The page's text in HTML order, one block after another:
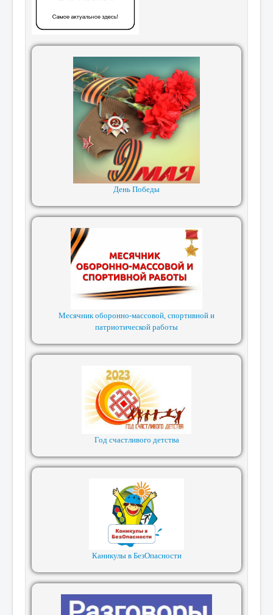
День Победы
Месячник оборонно-массовой, спортивной и
патриотической работы
Год счастливого детства
Каникулы в БезОпасности